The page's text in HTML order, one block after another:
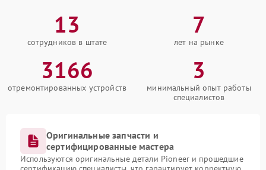
13
сотрудников в штате
7
лет на рынке
3166
отремонтированных устройств
3
минимальный опыт работы
специалистов
Оригинальные запчасти и
сертифицированные мастера
Используются оригинальные детали Pioneer и прошедшие